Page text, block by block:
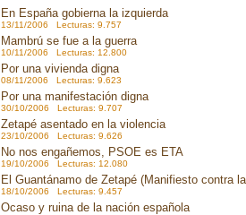
En España gobierna la izquierda
13/11/2006 Lecturas: 9.757
Mambrú se fue a la guerra
10/11/2006 Lecturas: 12.800
Por una vivienda digna
08/11/2006 Lecturas: 9.623
Por una manifestación digna
30/10/2006 Lecturas: 9.707
Zetapé asentado en la violencia
23/10/2006 Lecturas: 9.626
No nos engañemos, PSOE es ETA
19/10/2006 Lecturas: 12.080
El Guantánamo de Zetapé (Manifiesto contra
18/10/2006 Lecturas: 9.457
Ocaso y ruina de la nación española